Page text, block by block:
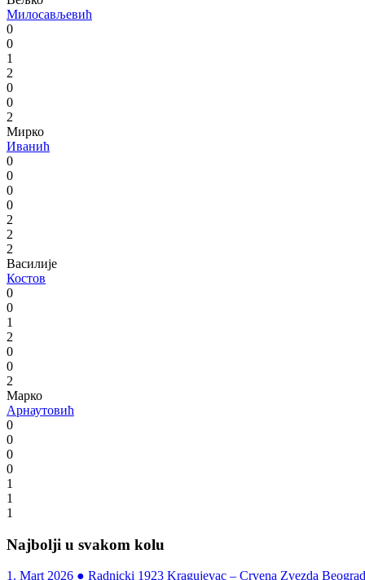
Милосављевић
0
0
1
2
0
0
2
Мирко
Иванић
0
0
0
0
2
2
2
Василије
Костов
0
0
1
2
0
0
2
Марко
Арнаутовић
0
0
0
0
1
1
1
Najbolji u svakom kolu
1. Mart 2026 ● Radnicki 1923 Kragujevac – Crvena Zvezda